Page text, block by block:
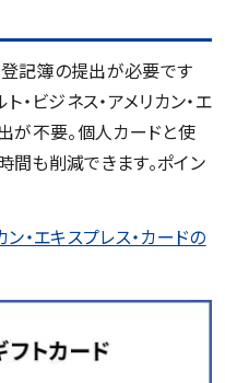
記簿の提出が必要です
・ビジネス・アメリカン・エ
が不要。個人カードと使
間も削減できます。ポイン
・エキスプレス・カードの